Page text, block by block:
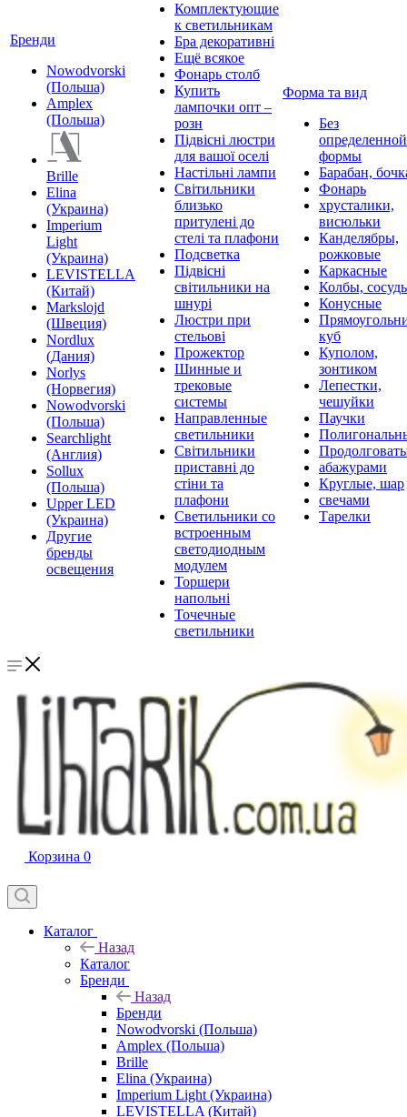
Бренди
Nowodvorski
(Польша)
Amplex
(Польша)
Brille
Elina
(Украина)
Imperium
Light
(Украина)
LEVISTELLA
(Китай)
Markslojd
(Швеция)
Nordlux
(Дания)
Norlys
(Норвегия)
Nowodvorski
(Польша)
Searchlight
(Англия)
Sollux
(Польша)
Upper LED
(Украина)
Другие
бренды
освещения
Комплектующие
к светильникам
Бра декоративні
Ещё всякое
Фонарь столб
Купить
лампочки опт –
розн
Підвісні люстри
для вашої оселі
Настільні лампи
Світильники
близько
притулені до
стелі та плафони
Подсветка
Підвісні
світильники на
шнурі
Люстри при
стельові
Прожектор
Шинные и
трековые
системы
Направленные
светильники
Світильники
приставні до
стіни та
плафони
Светильники со
встроенным
светодиодным
модулем
Торшери
напольні
Точечные
светильники
Форма та вид
Без
определенной
формы
Барабан,
Фонарь
хрусталики,
висюльки
Канделябры,
рожковые
Каркасные
Колбы,
Конусные
куб
Куполом,
зонтиком
Лепестки,
чешуйки
Паучки
абажурами
Круглые, шар
свечами
Тарелки
Корзина 0
Каталог
Назад
Каталог
Бренди
Назад
Бренди
Nowodvorski (Польша)
Amplex (Польша)
Brille
Elina (Украина)
Imperium Light (Украина)
LEVISTELLA (Китай)